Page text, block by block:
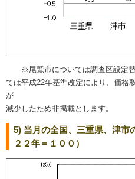
※尾鷲市については調査区設定替
ては平成22年基準改定により、価格
減少したため非掲載とします。
5) 当月の全国、三重県、津市
２２年＝１００）